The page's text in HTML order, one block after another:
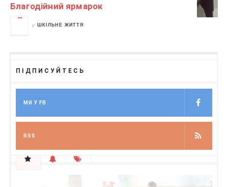
Благодійний ярмарок
у ШКІЛЬНЕ ЖИТТЯ
ПІДПИСУЙТЕСЬ
МИ У FB
RSS